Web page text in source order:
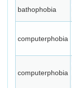
bathophobia
computerphobia
computerphobia